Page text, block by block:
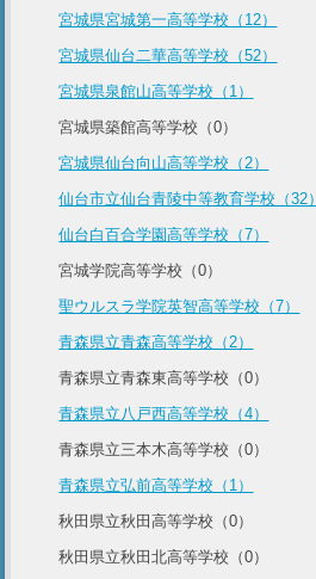
宮城県宮城第一高等学校（12）
宮城県仙台二華高等学校（52）
宮城県泉館山高等学校（1）
宮城県築館高等学校（0）
宮城県仙台向山高等学校（2）
仙台市立仙台青陵中等教育学校（32）
仙台白百合学園高等学校（7）
宮城学院高等学校（0）
聖ウルスラ学院英智高等学校（7）
青森県立青森高等学校（2）
青森県立青森東高等学校（0）
青森県立八戸西高等学校（4）
青森県立三本木高等学校（0）
青森県立弘前高等学校（1）
秋田県立秋田高等学校（0）
秋田県立秋田北高等学校（0）